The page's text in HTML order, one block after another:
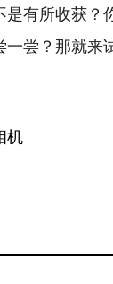
是有所收获？
尝？那就来
机